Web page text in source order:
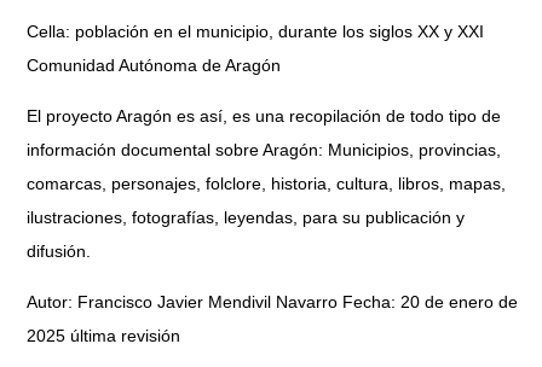
Cella: población en el municipio, durante los siglos XX y XXI
Comunidad Autónoma de Aragón
El proyecto Aragón es así, es una recopilación de todo tipo de
información documental sobre Aragón: Municipios, provincias,
comarcas, personajes, folclore, historia, cultura, libros, mapas,
ilustraciones, fotografías, leyendas, para su publicación y
difusión.
Autor: Francisco Javier Mendivil Navarro Fecha: 20 de enero de
2025 última revisión